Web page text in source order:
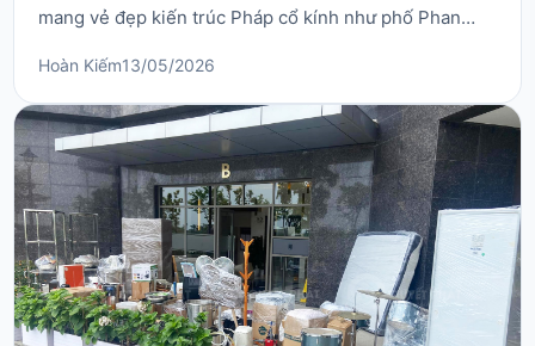
mang vẻ đẹp kiến trúc Pháp cổ kính như phố Phan
vực có mật độ giao thông đông đúc, quy định khắt khe
về việc dừng đỗ phương tiện và đặc thù nhiều biệt thự,
nhà phố có lối vào chật hẹp. Chính vì vậy, nh...
Hoàn Kiếm13/05/2026